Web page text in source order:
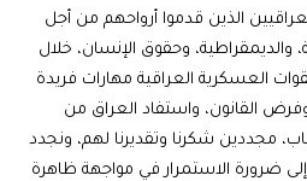
الذين قدموا أرواحهم من أجل
والديمقراطية، وحقوق الإنسان، خلال
العسكرية العراقية مهارات فريدة
القانون، واستفاد العراق من
مجددين شكرنا وتقديرنا لهم، ونجدد
ضرورة الاستمرار في مواجهة ظاهرة